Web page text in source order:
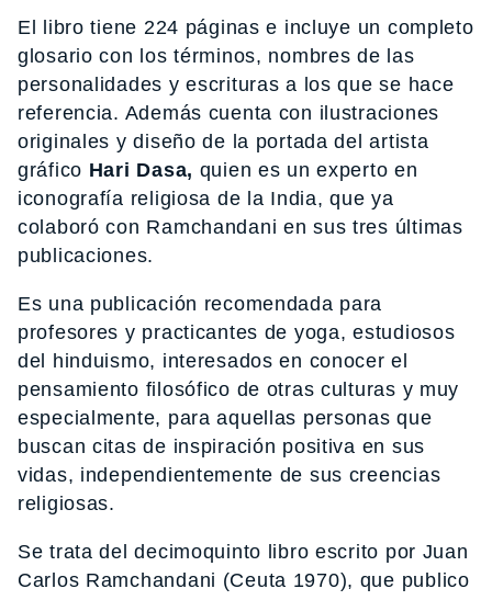
El libro tiene 224 páginas e incluye un completo
glosario con los términos, nombres de las
personalidades y escrituras a los que se hace
referencia. Además cuenta con ilustraciones
originales y diseño de la portada del artista
gráfico Hari Dasa, quien es un experto en
iconografía religiosa de la India, que ya
colaboró con Ramchandani en sus tres últimas
publicaciones.
Es una publicación recomendada para
profesores y practicantes de yoga, estudiosos
del hinduismo, interesados en conocer el
pensamiento filosófico de otras culturas y muy
especialmente, para aquellas personas que
buscan citas de inspiración positiva en sus
vidas, independientemente de sus creencias
religiosas.
Se trata del decimoquinto libro escrito por Juan
Carlos Ramchandani (Ceuta 1970), que publico